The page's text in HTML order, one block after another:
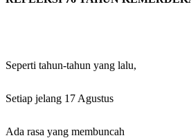
Seperti tahun-tahun yang lalu,
Setiap jelang 17 Agustus
Ada rasa yang membuncah